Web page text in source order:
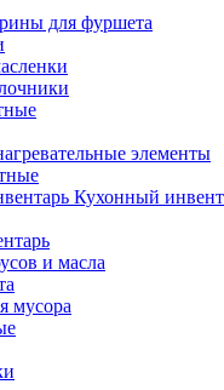
для фуршета
элементы
Кухонный
и масла
мусора